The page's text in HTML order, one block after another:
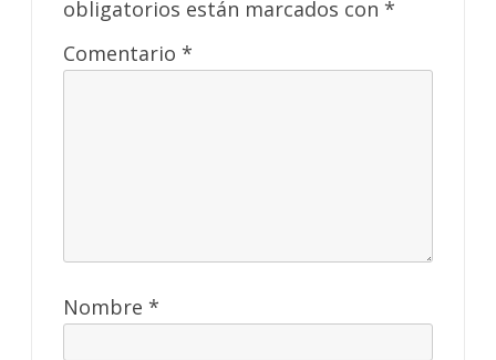
obligatorios están marcados con *
Comentario *
Nombre *